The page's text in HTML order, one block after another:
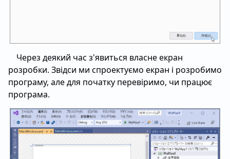
Через деякий час з'явиться власне екран
розробки. Звідси ми спроектуємо екран і розробимо
програму, але для початку перевіримо, чи працює
програма.